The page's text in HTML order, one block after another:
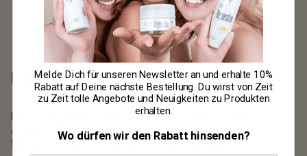
Produkteigenschaften
Inhaltsstoffe: EU-Nutzhanf, H2-Veredelung (HHC) • H2-
Anteil: 20-23% • THC-Anteil: < 0,2 % • Zusätzliche
Wirkstoffe: keine • Aroma: Zitrone, hell, leicht süßlich
Melde Dich für unseren Newsletter an und erhalte 10%
Rabattauf Deine nächste Bestellung. Du wirst von Zeit
zu Zeit tolle Angebote und Neuigkeiten zu Produkten
erhalten.
Wo dürfen wir den Rabatt hinsenden?